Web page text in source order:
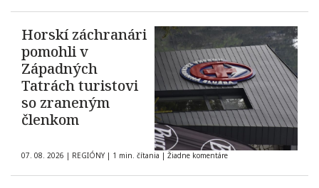
Horskí záchranári
pomohli v
Západných
Tatrách turistovi
so zraneným
členkom
07. 08. 2026 | REGIÓNY | 1 min. čítania | Žiadne komentáre